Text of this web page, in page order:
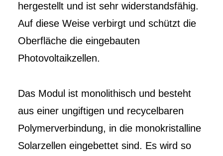
hergestellt und ist sehr widerstandsfähig.
Auf diese Weise verbirgt und schützt die
Oberfläche die eingebauten
Photovoltaikzellen.
Das Modul ist monolithisch und besteht
aus einer ungiftigen und recycelbaren
Polymerverbindung, in die monokristalline
Solarzellen eingebettet sind. Es wird so